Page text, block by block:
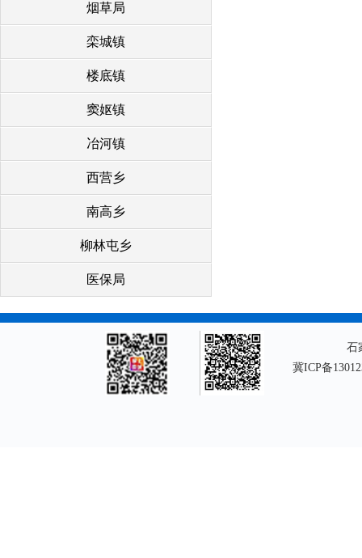
烟草局
栾城镇
楼底镇
窦妪镇
冶河镇
西营乡
南高乡
柳林屯乡
医保局